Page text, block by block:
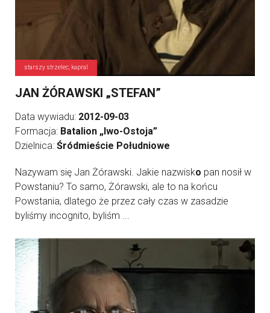
starszy strzelec, kapral
JAN ŻÓRAWSKI „STEFAN”
Data wywiadu: 2012-09-03
Formacja: Batalion „Iwo-Ostoja”
Dzielnica: Śródmieście Południowe
Nazywam się Jan Żórawski. Jakie nazwisko pan nosił w
Powstaniu? To samo, Żórawski, ale to na końcu
Powstania, dlatego że przez cały czas w zasadzie
byliśmy incognito, byliśm ...